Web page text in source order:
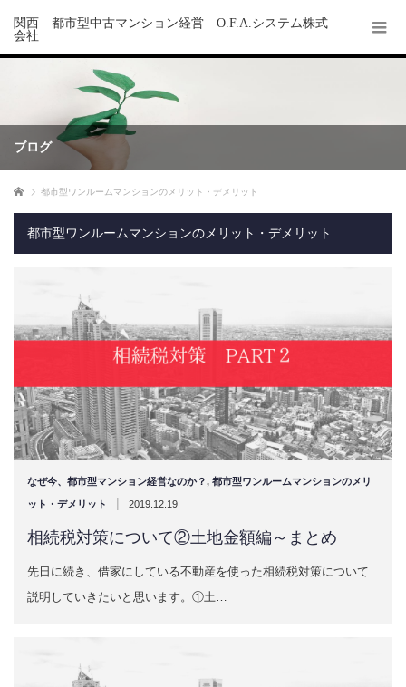
関西 都市型中古マンション経営 O.F.A.システム株式
会社
ブログ
ホーム 都市型ワンルームマンションのメリット・デメリット
都市型ワンルームマンションのメリット・デメリット
なぜ今、都市型マンション経営なのか？, 都市型ワンルームマンションのメリ
ット・デメリット | 2019.12.19
相続税対策について②土地金額編～まとめ
先日に続き、借家にしている不動産を使った相続税対策について
説明していきたいと思います。①土…